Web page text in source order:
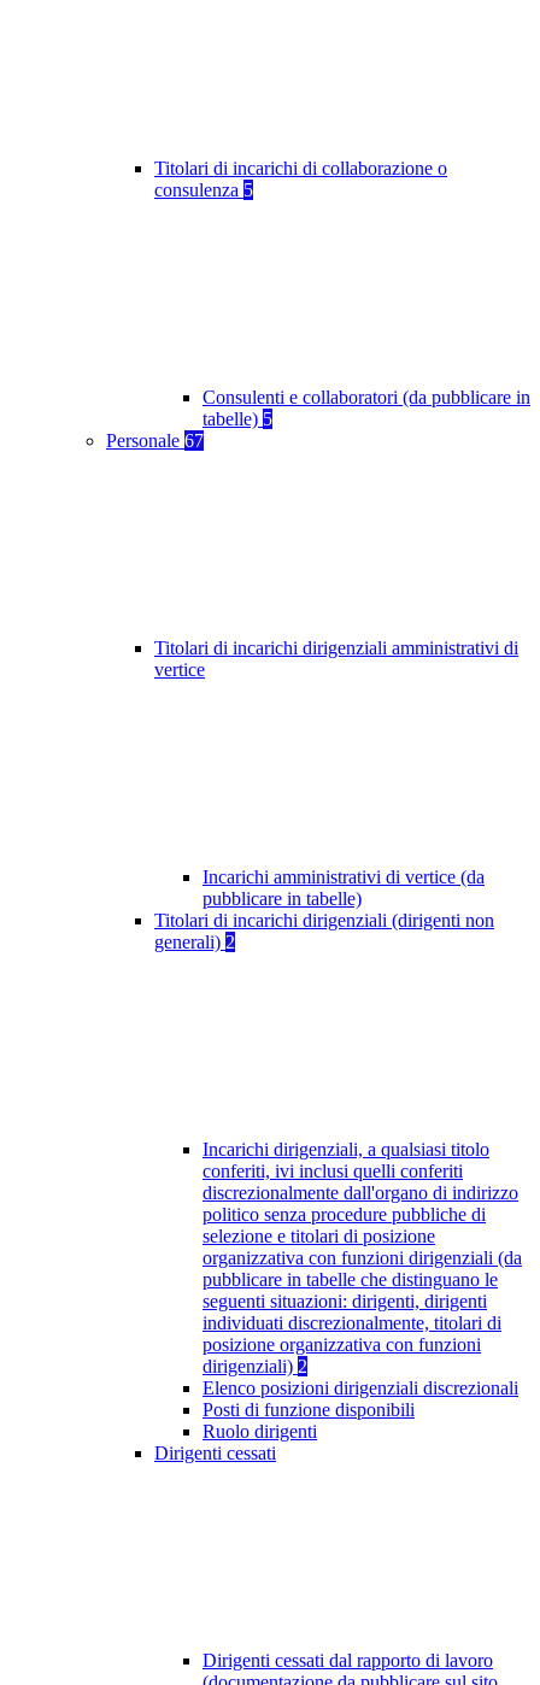
Titolari di incarichi di collaborazione o
consulenza 5
Consulenti e collaboratori (da pubblicare in
tabelle) 5
Personale 67
Titolari di incarichi dirigenziali amministrativi di
vertice
Incarichi amministrativi di vertice (da
pubblicare in tabelle)
Titolari di incarichi dirigenziali (dirigenti non
generali) 2
Incarichi dirigenziali, a qualsiasi titolo
conferiti, ivi inclusi quelli conferiti
discrezionalmente dall'organo di indirizzo
politico senza procedure pubbliche di
selezione e titolari di posizione
organizzativa con funzioni dirigenziali (da
pubblicare in tabelle che distinguano le
seguenti situazioni: dirigenti, dirigenti
individuati discrezionalmente, titolari di
posizione organizzativa con funzioni
dirigenziali) 2
Elenco posizioni dirigenziali discrezionali
Posti di funzione disponibili
Ruolo dirigenti
Dirigenti cessati
Dirigenti cessati dal rapporto di lavoro